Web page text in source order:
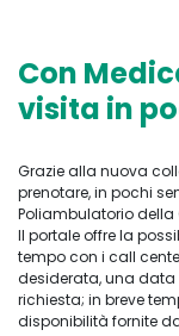
Con
visita in
Grazie alla nuova
prenotare, in pochi
Poliambulatorio della
Il portale offre la
tempo con i call
desiderata, una data
richiesta; in breve
disponibilità fornite